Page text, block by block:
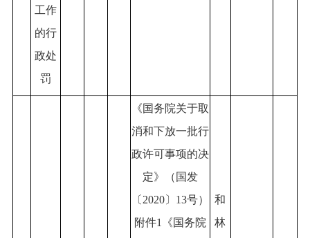
工作
的行
政处
罚
《国务院关于取
消和下放一批行
政许可事项的决
定》（国发
〔2020〕13号）
附件1《国务院
和
林